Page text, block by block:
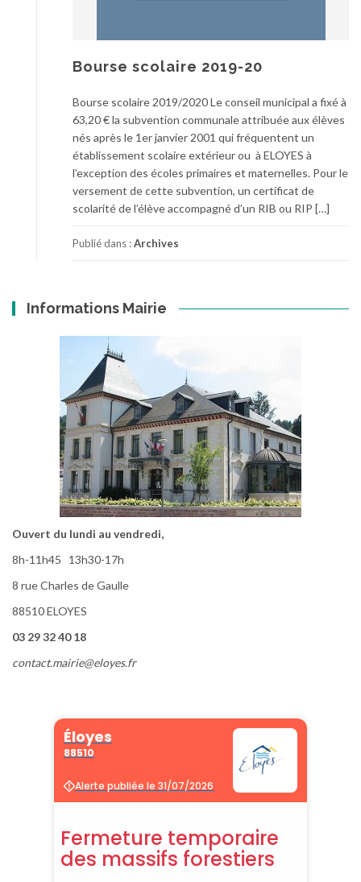
Bourse scolaire 2019-20
Bourse scolaire 2019/2020 Le conseil municipal a fixé à
63,20 € la subvention communale attribuée aux élèves
nés après le 1er janvier 2001 qui fréquentent un
établissement scolaire extérieur ou à ELOYES à
l’exception des écoles primaires et maternelles. Pour le
versement de cette subvention, un certificat de
scolarité de l’élève accompagné d’un RIB ou RIP […]
Publié dans :Archives
Informations Mairie
Ouvert du lundi au vendredi,
8h-11h45 13h30-17h
8 rue Charles de Gaulle
88510 ELOYES
03 29 32 40 18
contact.mairie@eloyes.fr